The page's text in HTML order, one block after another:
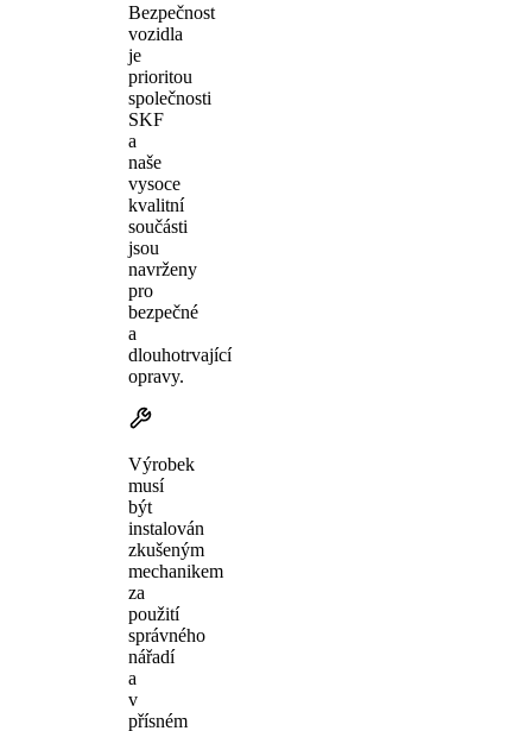
Bezpečnost
vozidla
je
prioritou
společnosti
SKF
a
naše
vysoce
kvalitní
součásti
jsou
navrženy
pro
bezpečné
a
dlouhotrvající
opravy.
Výrobek
musí
být
instalován
zkušeným
mechanikem
za
použití
správného
nářadí
a
v
přísném